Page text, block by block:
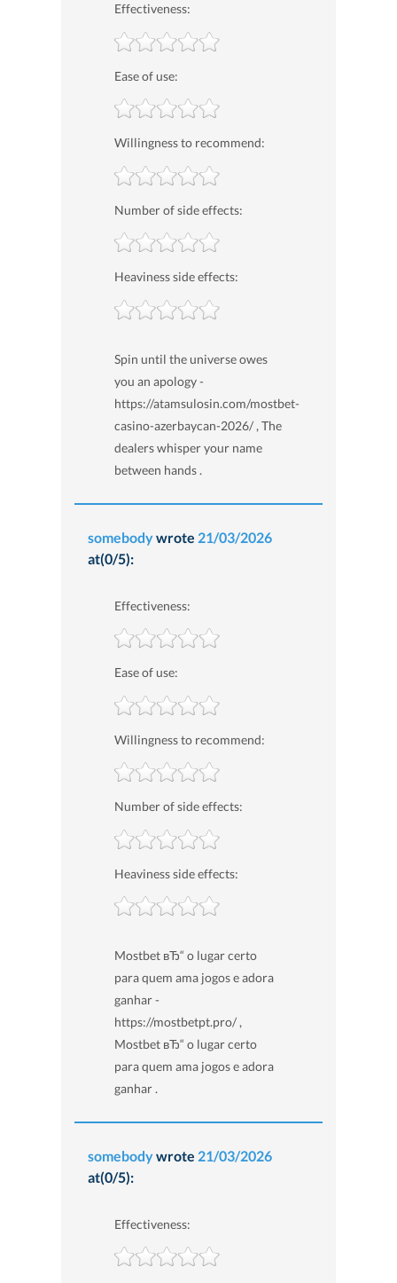
Effectiveness:
Ease of use:
Willingness to recommend:
Number of side effects:
Heaviness side effects:
Spin until the universe owes
you an apology -
https://atamsulosin.com/mostbet-
casino-azerbaycan-2026/ , The
dealers whisper your name
between hands .
somebodywrote 21/03/2026
at(0/5):
Effectiveness:
Ease of use:
Willingness to recommend:
Number of side effects:
Heaviness side effects:
Mostbet вЂ“ o lugar certo
para quem ama jogos e adora
ganhar -
https://mostbetpt.pro/ ,
Mostbet вЂ“ o lugar certo
para quem ama jogos e adora
ganhar .
somebodywrote 21/03/2026
at(0/5):
Effectiveness: